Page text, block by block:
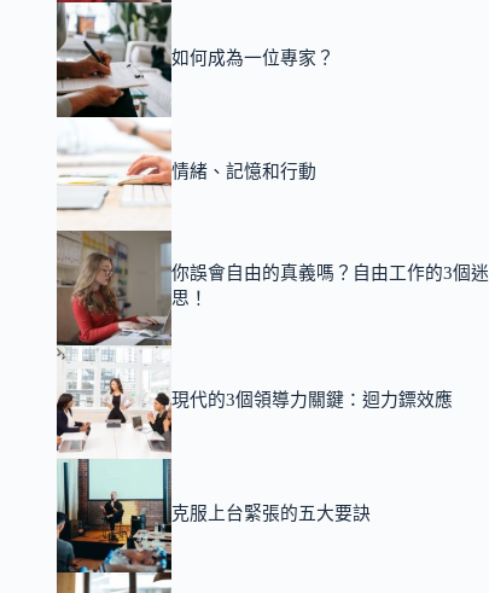
如何成為一位專家？
情緒、記憶和行動
你誤會自由的真義嗎？自由工作的3個迷
思！
現代的3個領導力關鍵：迴力鏢效應
克服上台緊張的五大要訣